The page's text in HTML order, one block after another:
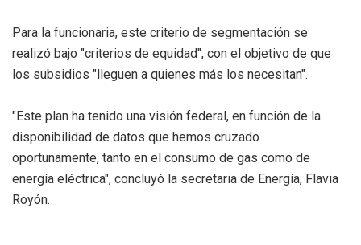
Para la funcionaria, este criterio de segmentación se
realizó bajo "criterios de equidad", con el objetivo de que
los subsidios "lleguen a quienes más los necesitan".
"Este plan ha tenido una visión federal, en función de la
disponibilidad de datos que hemos cruzado
oportunamente, tanto en el consumo de gas como de
energía eléctrica", concluyó la secretaria de Energía, Flavia
Royón.